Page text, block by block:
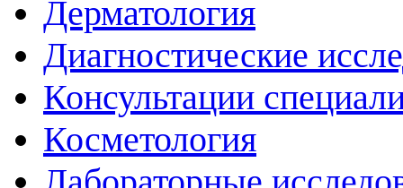
Дерматология
Диагностические
Консультации
Косметология